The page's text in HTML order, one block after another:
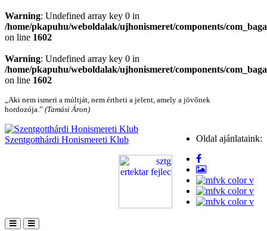
Warning: Undefined array key 0 in
/home/pkapuhu/weboldalak/ujhonismeret/components/
on line 1602
Warning: Undefined array key 0 in
/home/pkapuhu/weboldalak/ujhonismeret/components/
on line 1602
„Aki nem ismeri a múltját, nem értheti a jelent, amely a jövőnek
hordozója.” (Tamási Áron)
Oldal ajánlataink:
Szentgotthárdi Honismereti Klub